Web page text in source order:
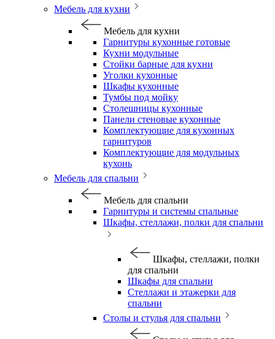
Мебель для кухни
Мебель для кухни
Гарнитуры кухонные готовые
Кухни модульные
Стойки барные для кухни
Уголки кухонные
Шкафы кухонные
Тумбы под мойку
Столешницы кухонные
Панели стеновые кухонные
Комплектующие для кухонных
гарнитуров
Комплектующие для модульных
кухонь
Мебель для спальни
Мебель для спальни
Гарнитуры и системы спальные
Шкафы, стеллажи, полки для спальни
Шкафы, стеллажи, полки
для спальни
Шкафы для спальни
Стеллажи и этажерки для
спальни
Столы и стулья для спальни